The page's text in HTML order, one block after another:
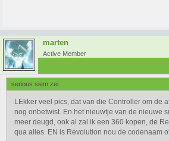
marten
Active Member
serious siem zei:
LEkker veel pics, dat van die Controller om de
nog onbetwist. En het nieuwtje van de nieuwe
meer deugd, ook al zal ik een 360 kopen, de
qua alles. EN is Revolution nou de codenaam